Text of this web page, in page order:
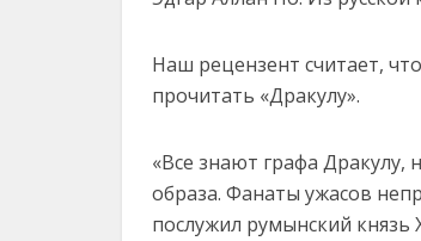
Наш рецензент считает,
прочитать «Дракулу».
«Все знают графа Дракулу,
образа. Фанаты ужасов
послужил румынский князь